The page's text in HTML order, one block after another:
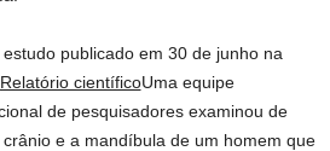
estudo publicado em 30 de junho na
Relatório científicoUma equipe
de pesquisadores examinou de
crânio e a mandíbula de um homem que